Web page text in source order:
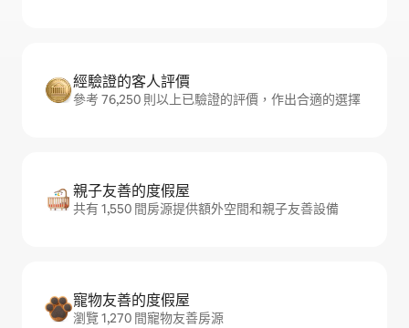
經驗證的客人評價
參考 76,250 則以上已驗證的評價，作出合適的選擇
親子友善的度假屋
共有 1,550 間房源提供額外空間和親子友善設備
寵物友善的度假屋
瀏覽 1,270 間寵物友善房源